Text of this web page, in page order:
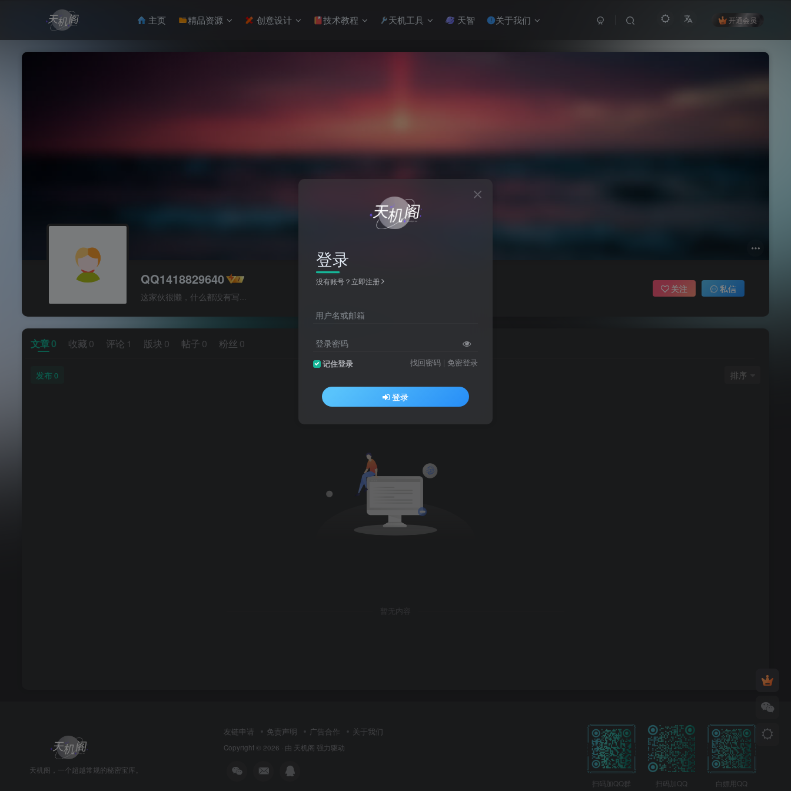
主页 精品资源 创意设计 技术教程 天机工具 天智 关于我们 开通会员
QQ1418829640
这家伙很懒，什么都没有写...
关注 私信
文章0 收藏 0 评论 1 版块 0 帖子 0 粉丝 0
发布0 排序
暂无内容
天机阁，一个超越常规的秘密宝库。
友链申请 免责声明 广告合作 关于我们
Copyright © 2026 · 由 天机阁 强力驱动
扫码加QQ群 扫码加QQ 白嫖用QQ
登录
没有账号？立即注册
用户名或邮箱
登录密码
记住登录 找回密码 | 免密登录
登录